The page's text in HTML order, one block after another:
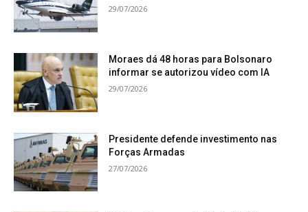
29/07/2026
Moraes dá 48 horas para Bolsonaro
informar se autorizou vídeo com IA
29/07/2026
Presidente defende investimento nas
Forças Armadas
27/07/2026